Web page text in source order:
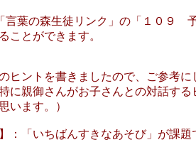
言葉の森生徒リンク」の「１０９
ことができます。
ヒントを書きましたので、ご参考に
に親御さんがお子さんとの対話する
います。）
：「いちばんすきなあそび」が課題